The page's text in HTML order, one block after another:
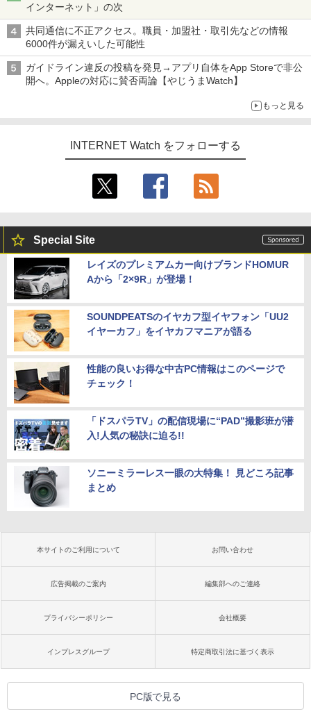
インターネット」の次
共同通信に不正アクセス。職員・加盟社・取引先などの情報
6000件が漏えいした可能性
ガイドライン違反の投稿を発見→アプリ自体をApp Storeで非公
開へ。Appleの対応に賛否両論【やじうまWatch】
もっと見る
INTERNET Watch をフォローする
Special Site
レイズのプレミアムカー向けブランドHOMUR
Aから「2×9R」が登場！
SOUNDPEATSのイヤカフ型イヤフォン「UU2
イヤーカフ」をイヤカフマニアが語る
性能の良いお得な中古PC情報はこのページで
チェック！
「ドスパラTV」の配信現場に“PAD”撮影班が潜
入!人気の秘訣に迫る!!
ソニーミラーレス一眼の大特集！ 見どころ記事
まとめ
本サイトのご利用について お問い合わせ
広告掲載のご案内 編集部へのご連絡
プライバシーポリシー 会社概要
インプレスグループ 特定商取引法に基づく表示
PC版で見る